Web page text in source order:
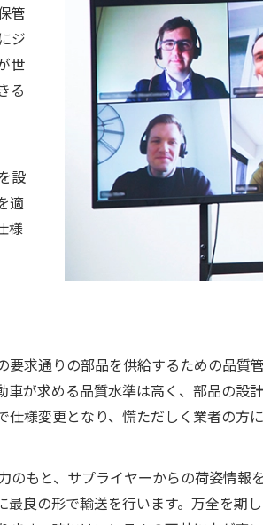
管
ジ
世
る
設
適
様
求通りの部品を供給するための品質
が求める品質水準は高く、部品の設
様変更となり、慌ただしく業者の方
もと、サプライヤーからの荷姿情
良の形で輸送を行います。万全を期